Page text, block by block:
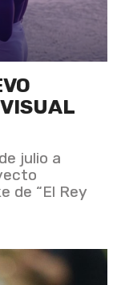
julio a
de “El Rey